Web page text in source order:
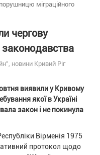
міграційного
чергову
новини Кривий Ріг
виявили у Кривому
якої в Україні
закон і не покинула
Вірменія 1975
протокол щодо